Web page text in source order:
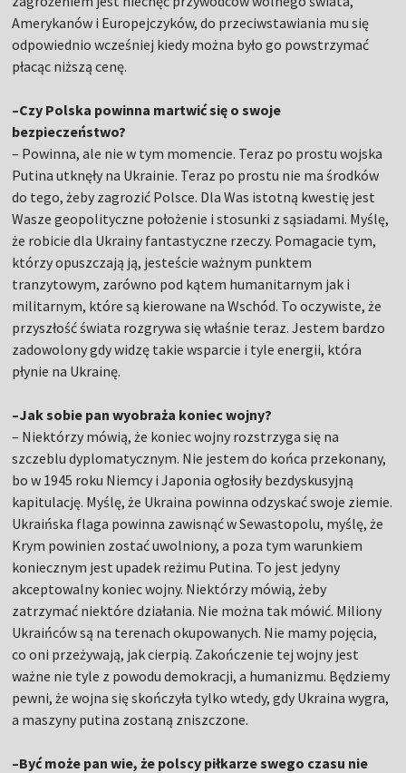
Amerykanów i Europejczyków, do przeciwstawiania mu się
odpowiednio wcześniej kiedy można było go powstrzymać
płacąc niższą cenę.
–Czy Polska powinna martwić się o swoje
bezpieczeństwo?
– Powinna, ale nie w tym momencie. Teraz po prostu wojska
Putina utknęły na Ukrainie. Teraz po prostu nie ma środków
do tego, żeby zagrozić Polsce. Dla Was istotną kwestię jest
Wasze geopolityczne położenie i stosunki z sąsiadami. Myślę,
że robicie dla Ukrainy fantastyczne rzeczy. Pomagacie tym,
którzy opuszczają ją, jesteście ważnym punktem
tranzytowym, zarówno pod kątem humanitarnym jak i
militarnym, które są kierowane na Wschód. To oczywiste, że
przyszłość świata rozgrywa się właśnie teraz. Jestem bardzo
zadowolony gdy widzę takie wsparcie i tyle energii, która
płynie na Ukrainę.
–Jak sobie pan wyobraża koniec wojny?
– Niektórzy mówią, że koniec wojny rozstrzyga się na
szczeblu dyplomatycznym. Nie jestem do końca przekonany,
bo w 1945 roku Niemcy i Japonia ogłosiły bezdyskusyjną
kapitulację. Myślę, że Ukraina powinna odzyskać swoje ziemie.
Ukraińska flaga powinna zawisnąć w Sewastopolu, myślę, że
Krym powinien zostać uwolniony, a poza tym warunkiem
koniecznym jest upadek reżimu Putina. To jest jedyny
akceptowalny koniec wojny. Niektórzy mówią, żeby
zatrzymać niektóre działania. Nie można tak mówić. Miliony
Ukraińców są na terenach okupowanych. Nie mamy pojęcia,
co oni przeżywają, jak cierpią. Zakończenie tej wojny jest
ważne nie tyle z powodu demokracji, a humanizmu. Będziemy
pewni, że wojna się skończyła tylko wtedy, gdy Ukraina wygra,
a maszyny putina zostaną zniszczone.
–Być może pan wie, że polscy piłkarze swego czasu nie